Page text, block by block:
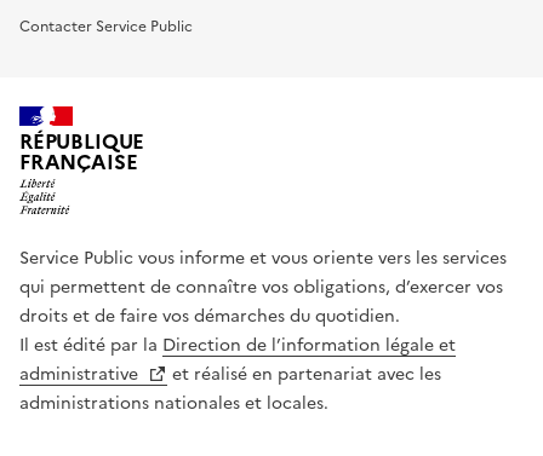
Contacter Service Public
RÉPUBLIQUE
FRANÇAISE
Service Public vous informe et vous oriente vers les services
qui permettent de connaître vos obligations, d’exercer vos
droits et de faire vos démarches du quotidien.
Il est édité par la Direction de l’information légale et
administrative
et réalisé en partenariat avec les
administrations nationales et locales.